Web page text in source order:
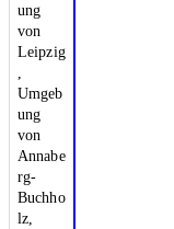
ung
von
Leipzig
Umgeb
ung
von
Annabe
rg-
Buchho
lz,